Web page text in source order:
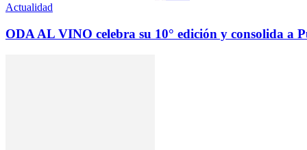
Actualidad
ODA AL VINO celebra su 10° edición y consolida a